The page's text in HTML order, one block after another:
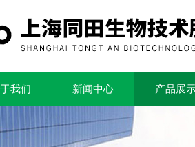
我们 新闻中心 产品展